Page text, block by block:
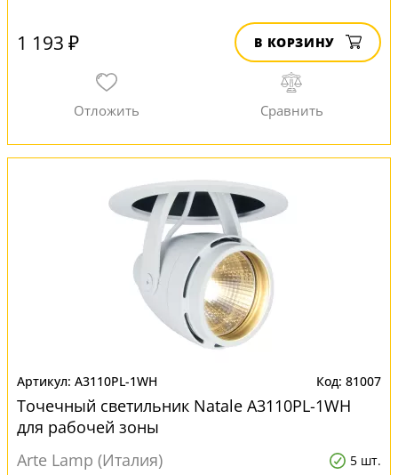
1 193 ₽ В КОРЗИНУ
A3110PL-1WH 81007
Точечный светильник Natale A3110PL-1WH
для рабочей зоны
Arte Lamp (Италия)
5 шт.